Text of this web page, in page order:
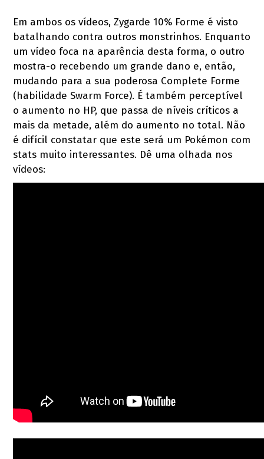
Em ambos os vídeos, Zygarde 10% Forme é visto
batalhando contra outros monstrinhos. Enquanto
um vídeo foca na aparência desta forma, o outro
mostra-o recebendo um grande dano e, então,
mudando para a sua poderosa Complete Forme
(habilidade Swarm Force). É também perceptível
o aumento no HP, que passa de níveis críticos a
mais da metade, além do aumento no total. Não
é difícil constatar que este será um Pokémon com
stats muito interessantes. Dê uma olhada nos
vídeos: